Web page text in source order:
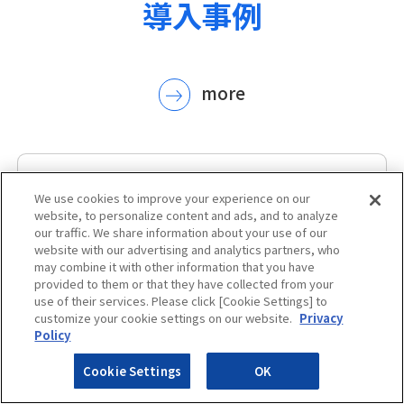
導入事例
more
開智中学・高等学校
InterSafe GatewayConnectionへの乗
り換えにより、高精度なWebフィルタリ
ングと各生徒に合わせた柔軟なアクセス
管理を実現
We use cookies to improve your experience on our
website, to personalize content and ads, and to analyze
our traffic. We share information about your use of our
website with our advertising and analytics partners, who
may combine it with other information that you have
provided to them or that they have collected from your
use of their services. Please click [Cookie Settings] to
customize your cookie settings on our website. Privacy
Policy
Cookie Settings OK